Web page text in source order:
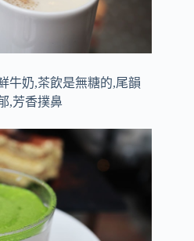
牛奶,茶飲是無糖的,尾韻
,芳香撲鼻